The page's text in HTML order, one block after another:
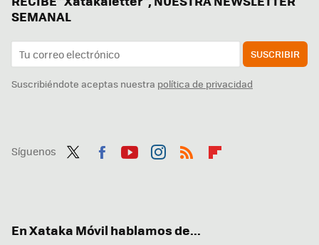
SEMANAL
SUSCRIBIR
Suscribiéndote aceptas nuestra política de privacidad
Síguenos
En Xataka Móvil hablamos de...